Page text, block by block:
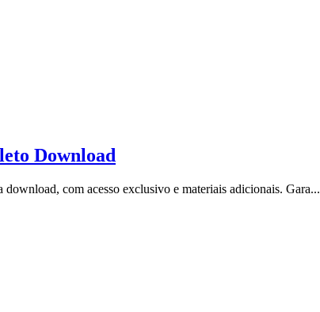
Download
com acesso exclusivo e materiais adicionais. Gara...